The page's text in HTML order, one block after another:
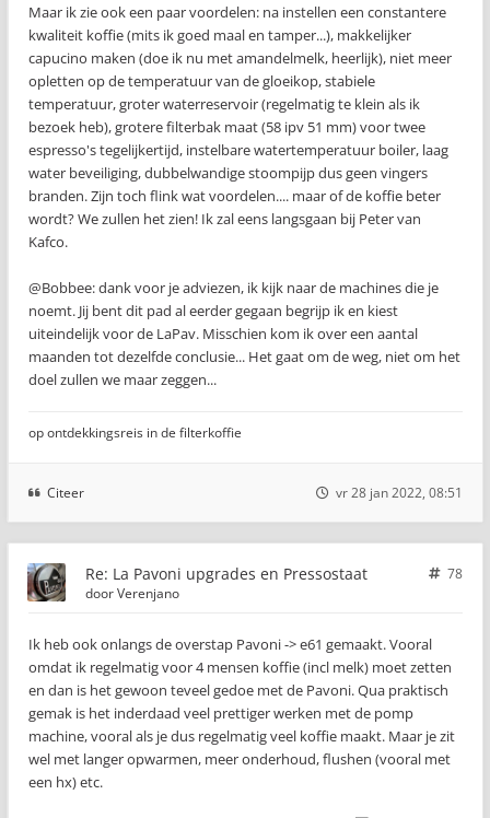
Maar ik zie ook een paar voordelen: na instellen een constantere
kwaliteit koffie (mits ik goed maal en tamper...), makkelijker
capucino maken (doe ik nu met amandelmelk, heerlijk), niet meer
opletten op de temperatuur van de gloeikop, stabiele
temperatuur, groter waterreservoir (regelmatig te klein als ik
bezoek heb), grotere filterbak maat (58 ipv 51 mm) voor twee
espresso's tegelijkertijd, instelbare watertemperatuur boiler, laag
water beveiliging, dubbelwandige stoompijp dus geen vingers
branden. Zijn toch flink wat voordelen.... maar of de koffie beter
wordt? We zullen het zien! Ik zal eens langsgaan bij Peter van
Kafco.
@Bobbee: dank voor je adviezen, ik kijk naar de machines die je
noemt. Jij bent dit pad al eerder gegaan begrijp ik en kiest
uiteindelijk voor de LaPav. Misschien kom ik over een aantal
maanden tot dezelfde conclusie... Het gaat om de weg, niet om het
doel zullen we maar zeggen...
op ontdekkingsreis in de filterkoffie
Citeer vr 28 jan 2022, 08:51
Re: La Pavoni upgrades en Pressostaat
78
doorVerenjano
Ik heb ook onlangs de overstap Pavoni -> e61 gemaakt. Vooral
omdat ik regelmatig voor 4 mensen koffie (incl melk) moet zetten
en dan is het gewoon teveel gedoe met de Pavoni. Qua praktisch
gemak is het inderdaad veel prettiger werken met de pomp
machine, vooral als je dus regelmatig veel koffie maakt. Maar je zit
wel met langer opwarmen, meer onderhoud, flushen (vooral met
een hx) etc.